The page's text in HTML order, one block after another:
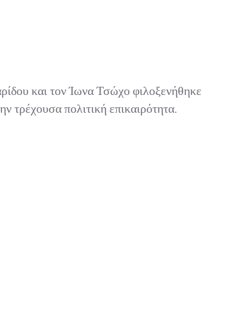
και τον Ίωνα Τσώχο φιλοξενήθηκε
πολιτική επικαιρότητα.